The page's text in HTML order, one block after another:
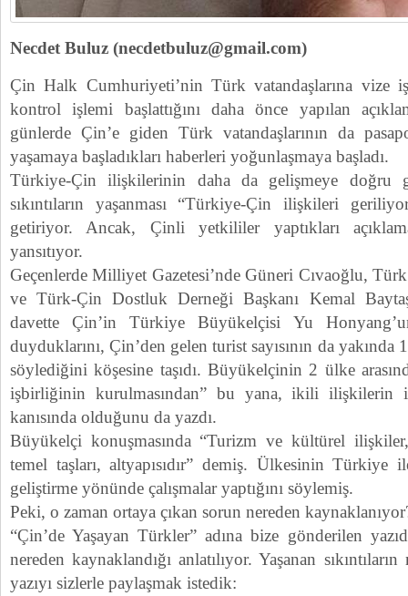
Necdet Buluz (necdetbuluz@gmail.com)
Çin Halk Cumhuriyeti’nin Türk vatandaşlarına vize
kontrol işlemi başlattığını daha önce yapılan
günlerde Çin’e giden Türk vatandaşlarının da
yaşamaya başladıkları haberleri yoğunlaşmaya başladı.
Türkiye-Çin ilişkilerinin daha da gelişmeye doğru
sıkıntıların yaşanması “Türkiye-Çin ilişkileri
getiriyor. Ancak, Çinli yetkililer yaptıkları
yansıtıyor.
Geçenlerde Milliyet Gazetesi’nde Güneri Cıvaoğlu,
ve Türk-Çin Dostluk Derneği Başkanı Kemal
davette Çin’in Türkiye Büyükelçisi Yu
duyduklarını, Çin’den gelen turist sayısının da
söylediğini köşesine taşıdı. Büyükelçinin 2 ülke
işbirliğinin kurulmasından” bu yana, ikili ilişkilerin
kanısında olduğunu da yazdı.
Büyükelçi konuşmasında “Turizm ve kültürel
temel taşları, altyapısıdır” demiş. Ülkesinin
geliştirme yönünde çalışmalar yaptığını söylemiş.
Peki, o zaman ortaya çıkan sorun nereden
“Çin’de Yaşayan Türkler” adına bize gönderilen
nereden kaynaklandığı anlatılıyor. Yaşanan
yazıyı sizlerle paylaşmak istedik: